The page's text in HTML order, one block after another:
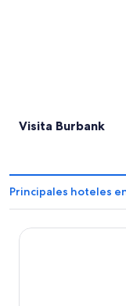
Visita Burbank
Principales hoteles
Hotel Burbank